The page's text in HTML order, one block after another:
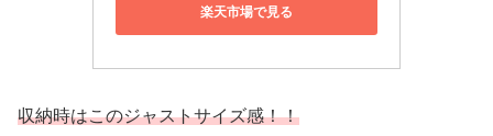
楽天市場で見る
収納時はこのジャストサイズ感！！